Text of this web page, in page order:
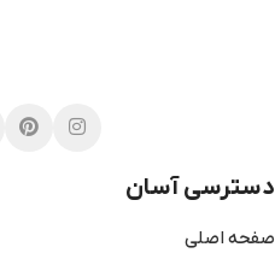
دسترسی آسان
صفحه اصلی